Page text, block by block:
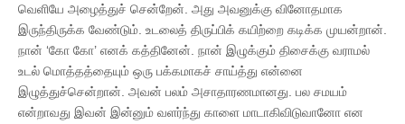
வெளியே அழைத்துச் சென்றேன். அது அவனுக்கு வினோதமாக
இருந்திருக்க வேண்டும். உடலைத் திருப்பிக் கயிற்றை கடிக்க முயன்றான்.
நான் ‘கோ கோ’ எனக் கத்தினேன். நான் இழுக்கும் திசைக்கு வராமல்
உடல் மொத்தத்தையும் ஒரு பக்கமாகச் சாய்த்து என்னை
இழுத்துச்சென்றான். அவன் பலம் அசாதாரணமானது. பல சமயம்
என்றாவது இவன் இன்னும் வளர்ந்து காளை மாடாகிவிடுவானோ என